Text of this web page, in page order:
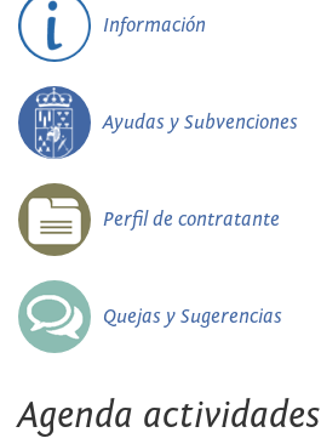
Información
Ayudas y Subvenciones
Perfil de contratante
Quejas y Sugerencias
Agenda actividades